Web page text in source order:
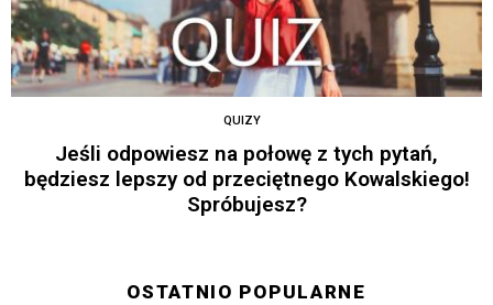
QUIZY
Jeśli odpowiesz na połowę z tych pytań,
będziesz lepszy od przeciętnego Kowalskiego!
Spróbujesz?
OSTATNIO POPULARNE